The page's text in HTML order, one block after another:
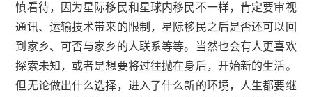
慎看待，因为星际移民和星球内移民不一样，肯定要审视
通讯、运输技术带来的限制，星际移民之后是否还可以回
到家乡、可否与家乡的人联系等等。当然也会有人更喜欢
探索未知，或者是想要将过往抛在身后，开始新的生活。
但无论做出什么选择，进入了什么新的环境，人生都要继